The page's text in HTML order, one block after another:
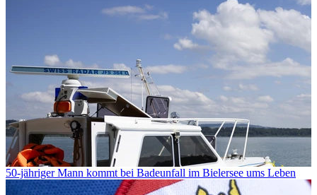
50-jähriger Mann kommt bei Badeunfall im Bielersee ums Leben